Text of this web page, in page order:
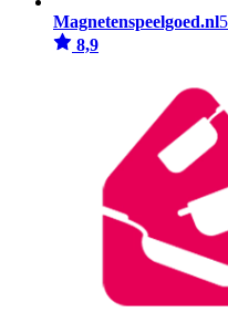
Magnetenspeelgoed.nl
8,9